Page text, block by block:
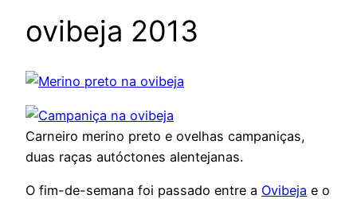
ovibeja 2013
Carneiro merino preto e ovelhas campaniças,
duas raças autóctones alentejanas.
O fim-de-semana foi passado entre a Ovibeja e o